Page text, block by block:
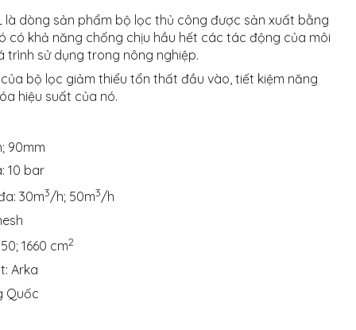
là dòng sản phẩm bộ lọc thủ công được sản xuất bằng
có khả năng chống chịu hầu hết các tác động của môi
trình sử dụng trong nông nghiệp.
bộ lọc giảm thiểu tổn thất đầu vào, tiết kiệm năng
hiệu suất của nó.
90mm
10 bar
30m3/h; 50m3/h
1660 cm2
Arka
Quốc